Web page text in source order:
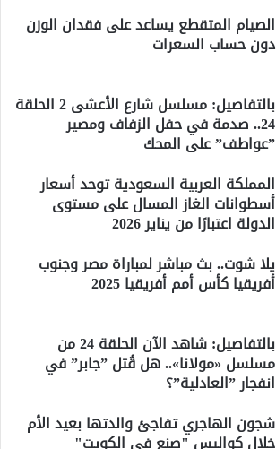
الصيام المتقطع يساعد على فقدان الوزن
دون حساب السعرات
بالتفاصيل: مسلسل شارع الأعشى 2 الحلقة
24.. صدمة في حفل الزفاف ومصير
”عواطف” على المحك
المملكة العربية السعودية توحد أسعار
أسطوانات الغاز المسال على مستوى
الدولة اعتبارًا من يناير 2026
يلا شوت.. بث مباشر لمباراة مصر وجنوب
أفريقيا كأس أمم أفريقيا 2025
بالتفاصيل: شاهد الآن الحلقة 24 من
مسلسل «مولانا».. هل قُتل ”جابر” في
انفجار ”العادلية”؟
شجون الهاجري تفاجئ والدتها بعيد الأم